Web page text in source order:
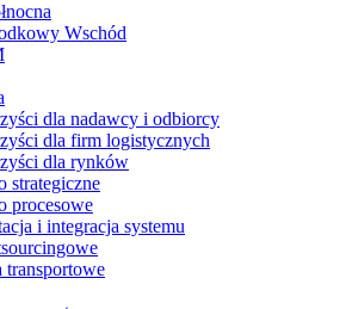
Wschód
dla nadawcy i odbiorcy
dla firm logistycznych
dla rynków
strategiczne
procesowe
i integracja systemu
transportowe